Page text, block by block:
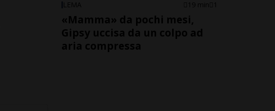
LEMA 19 min 1
«Mamma» da pochi mesi,
Gipsy uccisa da un colpo ad
aria compressa